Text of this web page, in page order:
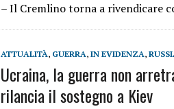
– Il Cremlino torna a rivendicare
ATTUALITÀ, GUERRA, IN EVIDENZA,
Ucraina, la guerra non
rilancia il sostegno a Kiev